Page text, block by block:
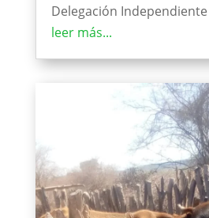
Delegación Independiente
leer más...